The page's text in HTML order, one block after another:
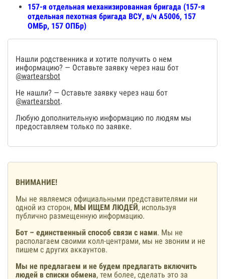
157-я отдельная механизированная бригада (157-я
отдельная пехотная бригада ВСУ, в/ч А5006, 157
ОМБр, 157 ОПБр)
Нашли родственника и хотите получить о нем
информацию? — Оставьте заявку через наш бот
@wartearsbot
Не нашли? — Оставьте заявку через наш бот
@wartearsbot.
Любую дополнительную информацию по людям мы
предоставляем только по заявке.
ВНИМАНИЕ!
Мы не являемся официальными представителями ни
одной из сторон, МЫ ИЩЕМ ЛЮДЕЙ, используя
публично размещенную информацию.
Бот – единственный способ связи с нами. Мы не
располагаем своими колл-центрами, мы не звоним и не
пишем с других аккаунтов.
Мы не предлагаем и не будем предлагать включить
людей в списки обмена, тем более, сделать это за